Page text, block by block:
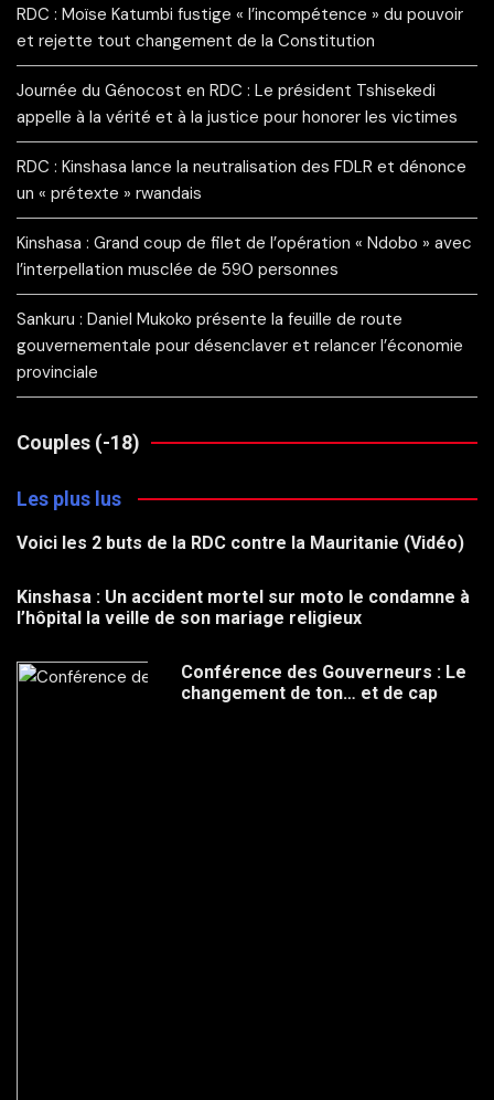
RDC : Moïse Katumbi fustige « l’incompétence » du pouvoir
et rejette tout changement de la Constitution
Journée du Génocost en RDC : Le président Tshisekedi
appelle à la vérité et à la justice pour honorer les victimes
RDC : Kinshasa lance la neutralisation des FDLR et dénonce
un « prétexte » rwandais
Kinshasa : Grand coup de filet de l’opération « Ndobo » avec
l’interpellation musclée de 590 personnes
Sankuru : Daniel Mukoko présente la feuille de route
gouvernementale pour désenclaver et relancer l’économie
provinciale
Couples (-18)
Les plus lus
Voici les 2 buts de la RDC contre la Mauritanie (Vidéo)
Kinshasa : Un accident mortel sur moto le condamne à
l’hôpital la veille de son mariage religieux
Conférence des Gouverneurs : Le
changement de ton… et de cap